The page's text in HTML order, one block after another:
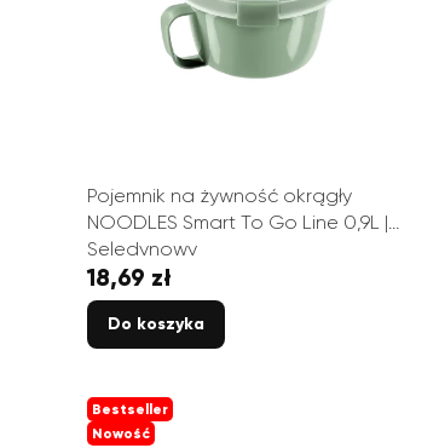
Pojemnik na żywność okrągły
NOODLES Smart To Go Line 0,9L |
Seledynowy
Cena
18,69 zł
Do koszyka
Bestseller
Nowość